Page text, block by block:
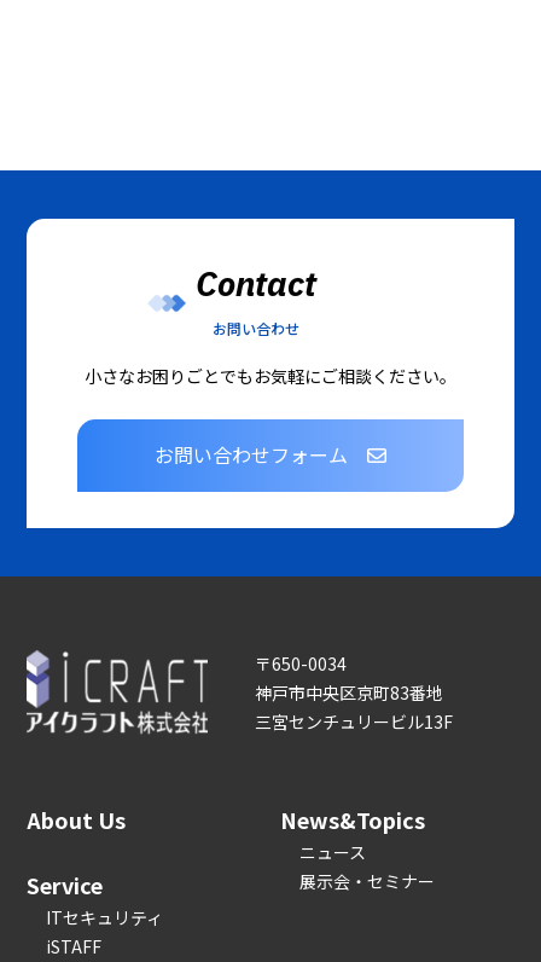
Contact
お問い合わせ
小さなお困りごとでもお気軽にご相談ください。
お問い合わせフォーム
〒650-0034
神戸市中央区京町83番地
三宮センチュリービル13F
About Us
Service
ITセキュリティ
iSTAFF
News&Topics
ニュース
展示会・セミナー